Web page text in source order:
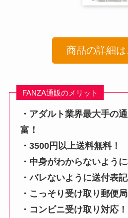
商品の詳細は
FANZA通販のメリット
・アダルト業界最大手の
富！
・3500円以上送料無料！
・中身がわからないよう
・バレないように送付表
・こっそり受け取り郵便
・コンビニ受け取り対応！